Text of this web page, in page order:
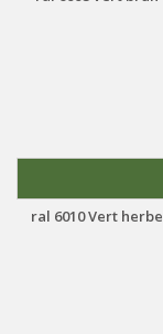
ral 6010 Vert herbe